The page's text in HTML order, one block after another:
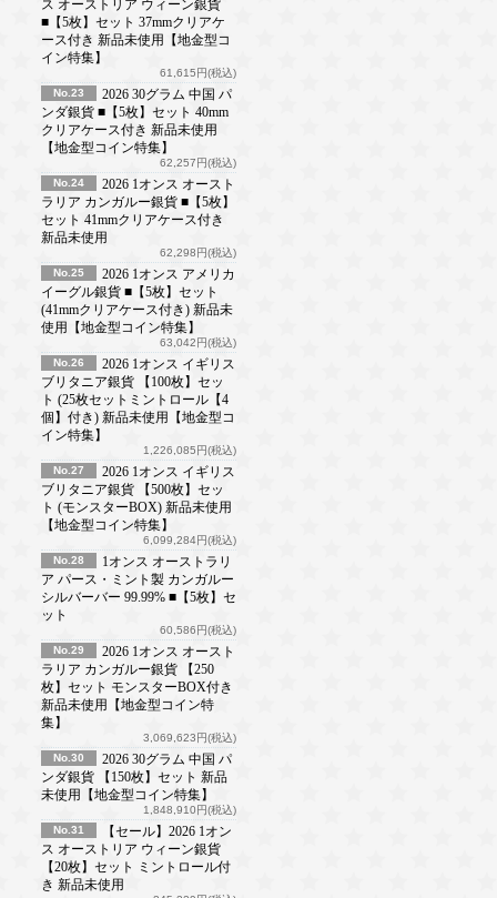
ス オーストリア ウィーン銀貨
■【5枚】セット 37mmクリアケ
ース付き 新品未使用【地金型コ
イン特集】
61,615円(税込)
No.23
2026 30グラム 中国 パ
ンダ銀貨 ■【5枚】セット 40mm
クリアケース付き 新品未使用
【地金型コイン特集】
62,257円(税込)
No.24
2026 1オンス オースト
ラリア カンガルー銀貨 ■【5枚】
セット 41mmクリアケース付き
新品未使用
62,298円(税込)
No.25
2026 1オンス アメリカ
イーグル銀貨 ■【5枚】セット
(41mmクリアケース付き) 新品未
使用【地金型コイン特集】
63,042円(税込)
No.26
2026 1オンス イギリス
ブリタニア銀貨 【100枚】セッ
ト (25枚セットミントロール【4
個】付き) 新品未使用【地金型コ
イン特集】
1,226,085円(税込)
No.27
2026 1オンス イギリス
ブリタニア銀貨 【500枚】セッ
ト (モンスターBOX) 新品未使用
【地金型コイン特集】
6,099,284円(税込)
No.28
1オンス オーストラリ
ア パース・ミント製 カンガルー
シルバーバー 99.99% ■【5枚】セ
ット
60,586円(税込)
No.29
2026 1オンス オースト
ラリア カンガルー銀貨 【250
枚】セット モンスターBOX付き
新品未使用【地金型コイン特
集】
3,069,623円(税込)
No.30
2026 30グラム 中国 パ
ンダ銀貨 【150枚】セット 新品
未使用【地金型コイン特集】
1,848,910円(税込)
No.31
【セール】2026 1オン
ス オーストリア ウィーン銀貨
【20枚】セット ミントロール付
き 新品未使用